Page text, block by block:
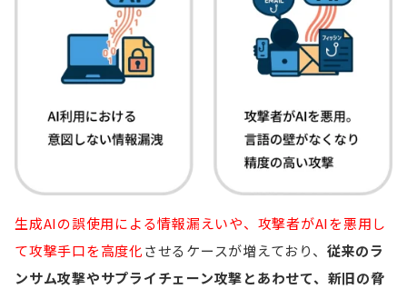
生成AIの誤使用による情報漏えいや、攻撃者がAIを悪用し
て攻撃手口を高度化させるケースが増えており、 従来のラ
ンサム攻撃やサプライチェーン攻撃とあわせて、新旧の脅